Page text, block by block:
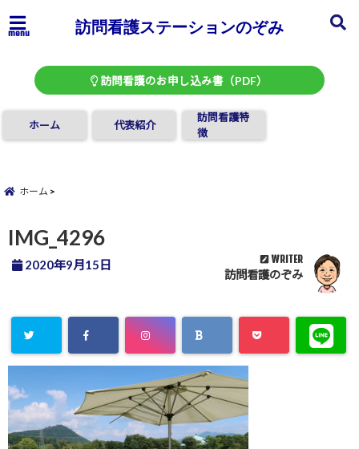
menu 訪問看護ステーションのぞみ
訪問看護のお申し込み書（PDF）
ホーム 代表紹介
訪問看護特
徴
ホーム
IMG_4296
2020年9月15日 WRITER
訪問看護のぞみ